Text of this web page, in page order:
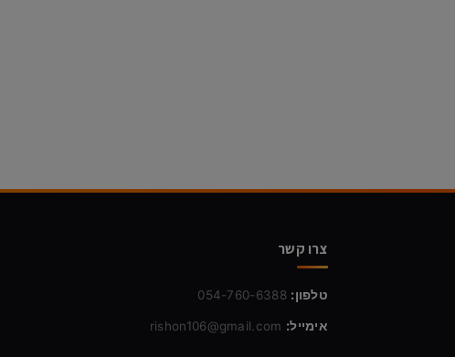
צרו קשר
טלפון: 054-760-6388
אימייל: rishon106@gmail.com